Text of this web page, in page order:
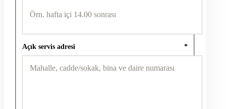
Açık servis adresi *